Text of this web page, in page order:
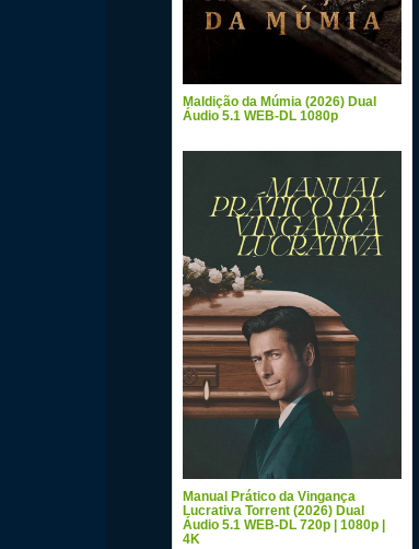
Maldição da Múmia (2026) Dual
Áudio 5.1 WEB-DL 1080p
Manual Prático da Vingança
Lucrativa Torrent (2026) Dual
Áudio 5.1 WEB-DL 720p | 1080p |
4K